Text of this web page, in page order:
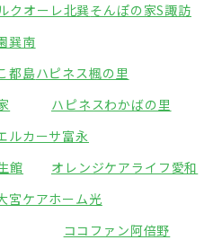
クオーレ北巽そんぽの家S諏訪
巽南
都島ハピネス楓の里
ハピネスわかばの里
ルカーサ富永
館
オレンジケアライフ愛和
宮ケアホーム光
ココファン阿倍野